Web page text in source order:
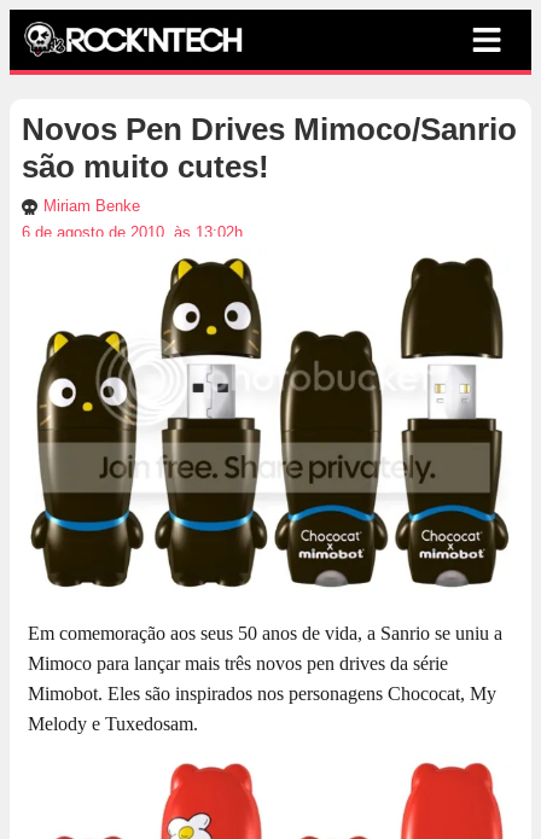
Novos Pen Drives Mimoco/Sanrio
são muito cutes!
Miriam Benke
6 de agosto de 2010, às 13:02h
Em comemoração aos seus 50 anos de vida, a Sanrio se uniu a
Mimoco para lançar mais três novos pen drives da série
Mimobot. Eles são inspirados nos personagens Chococat, My
Melody e Tuxedosam.